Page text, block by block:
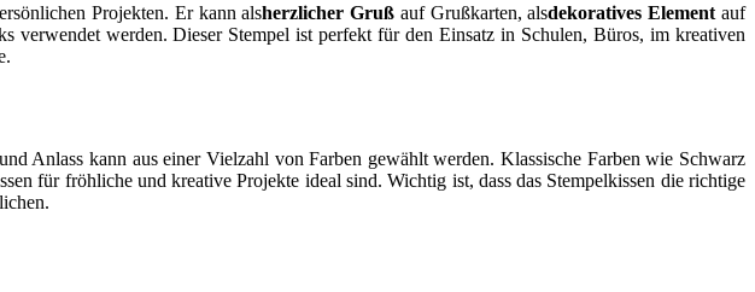
Projekten. Er kann alsherzlicher Gruß auf Grußkarten, alsdekoratives Element auf
verwendet werden. Dieser Stempel ist perfekt für den Einsatz in Schulen, Büros, im kreativen
Anlass kann aus einer Vielzahl von Farben gewählt werden. Klassische Farben wie Schwarz
für fröhliche und kreative Projekte ideal sind. Wichtig ist, dass das Stempelkissen die richtige